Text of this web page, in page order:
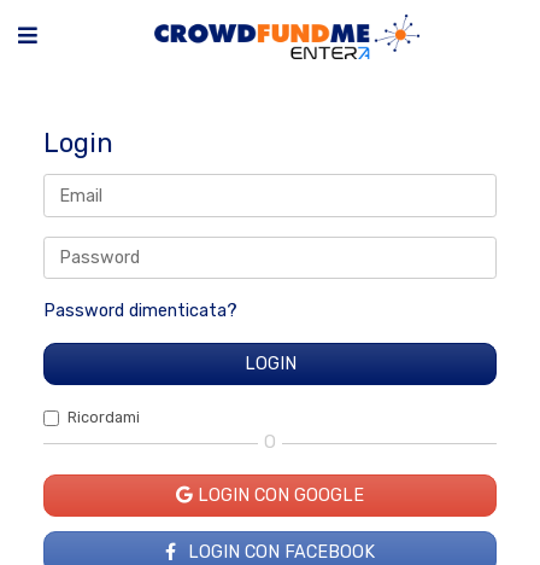
Login
Password dimenticata?
Ricordami
O
LOGIN CON GOOGLE
LOGIN CON FACEBOOK